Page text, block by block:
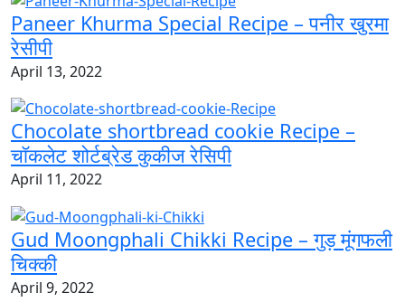
Paneer Khurma Special Recipe – पनीर खुरमा
रेसीपी
April 13, 2022
Chocolate shortbread cookie Recipe –
चॉकलेट शोर्टब्रेड कुकीज रेसिपी
April 11, 2022
Gud Moongphali Chikki Recipe – गुड़ मूंगफली
चिक्की
April 9, 2022